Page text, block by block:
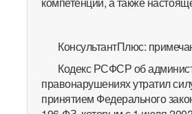
КонсультантПлюс:
Кодекс РСФСР об
правонарушениях утратил
принятием Федерального